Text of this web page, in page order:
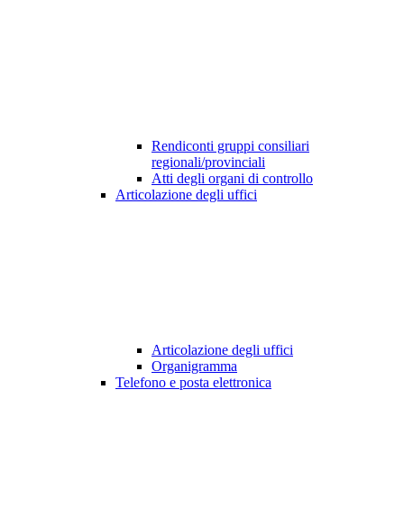
Rendiconti gruppi consiliari
regionali/provinciali
Atti degli organi di controllo
Articolazione degli uffici
Articolazione degli uffici
Organigramma
Telefono e posta elettronica